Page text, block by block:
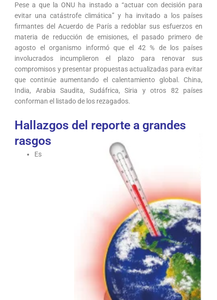
Pese a que la ONU ha instado a “actuar con decisión para
evitar una catástrofe climática” y ha invitado a los países
firmantes del Acuerdo de París a redoblar sus esfuerzos en
materia de reducción de emisiones, el pasado primero de
agosto el organismo informó que el 42 % de los países
involucrados incumplieron el plazo para renovar sus
compromisos y presentar propuestas actualizadas para evitar
que continúe aumentando el calentamiento global. China,
India, Arabia Saudita, Sudáfrica, Siria y otros 82 países
conforman el listado de los rezagados.
Hallazgos del reporte a grandes
rasgos
Es